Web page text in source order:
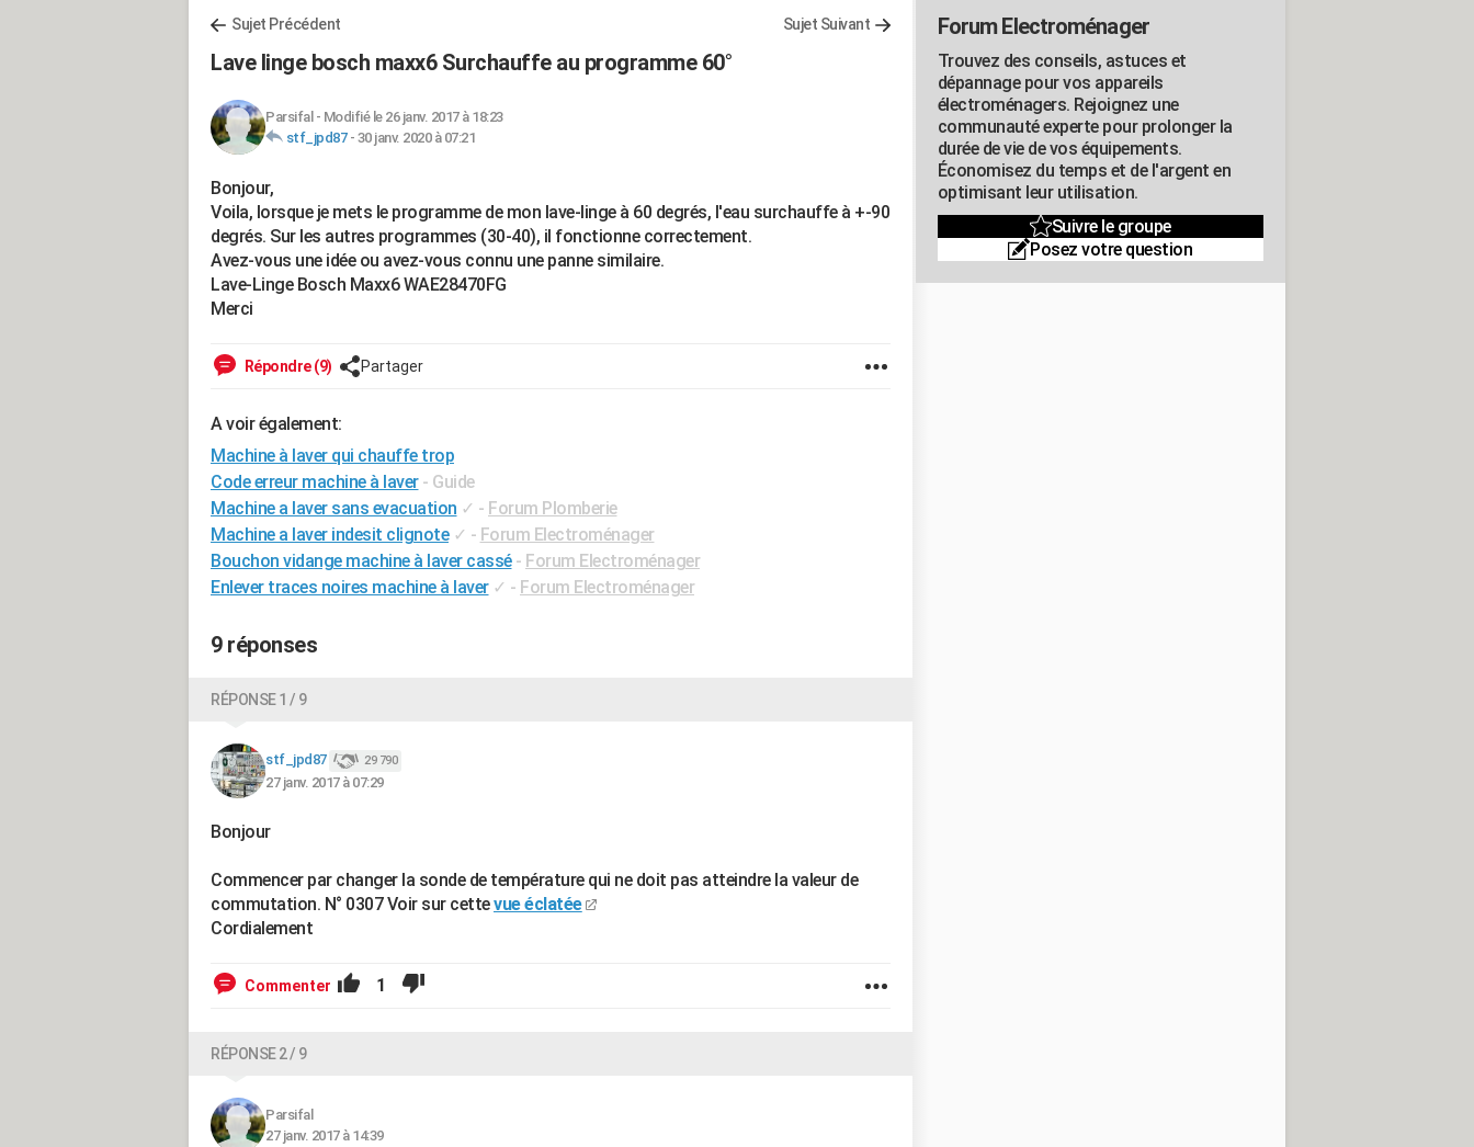
Sujet Précédent Sujet Suivant
Lave linge bosch maxx6 Surchauffe au programme 60°
Parsifal - Modifié le 26 janv. 2017 à 18:23
stf_jpd87- 30 janv. 2020 à 07:21
Bonjour,
Voila, lorsque je mets le programme de mon lave-linge à 60 degrés, l'eau surchauffe à +-90
degrés. Sur les autres programmes (30-40), il fonctionne correctement.
Avez-vous une idée ou avez-vous connu une panne similaire.
Lave-Linge Bosch Maxx6 WAE28470FG
Merci
Répondre (9) Partager
A voir également:
Machine à laver qui chauffe trop
Code erreur machine à laver - Guide
Machine a laver sans evacuation ✓ - Forum Plomberie
Machine a laver indesit clignote ✓ - Forum Electroménager
Bouchon vidange machine à laver cassé - Forum Electroménager
Enlever traces noires machine à laver ✓ - Forum Electroménager
9 réponses
RÉPONSE 1 / 9
stf_jpd87 29 790
27 janv. 2017 à 07:29
Bonjour
Commencer par changer la sonde de température qui ne doit pas atteindre la valeur de
commutation. N° 0307 Voir sur cettevue éclatée
Cordialement
Commenter 1
RÉPONSE 2 / 9
Parsifal
27 janv. 2017 à 14:39
Forum Electroménager
Trouvez des conseils, astuces et
dépannage pour vos appareils
électroménagers. Rejoignez une
communauté experte pour prolonger la
durée de vie de vos équipements.
Économisez du temps et de l'argent en
optimisant leur utilisation.
Suivre le groupe
Posez votre question